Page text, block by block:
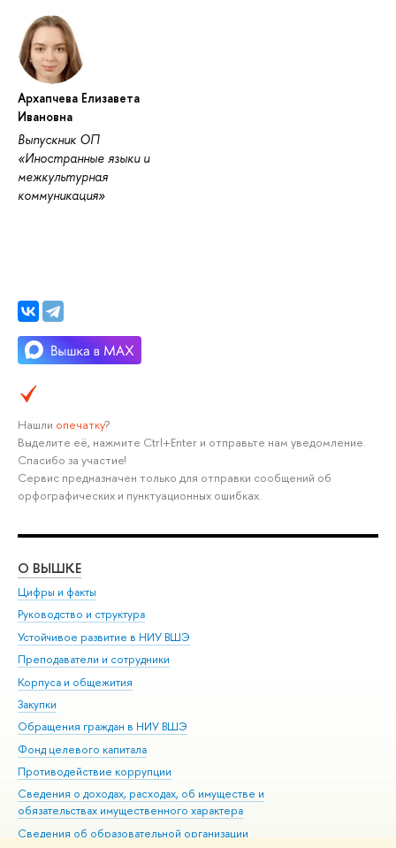
Архапчева Елизавета
Ивановна
Выпускник ОП
«Иностранные языки и
межкультурная
коммуникация»
Нашли опечатку?
Выделите её, нажмите Ctrl+Enter и отправьте нам уведомление.
Спасибо за участие!
Сервис предназначен только для отправки сообщений об
орфографических и пунктуационных ошибках.
О ВЫШКЕ
Цифры и факты
Руководство и структура
Устойчивое развитие в НИУ ВШЭ
Преподаватели и сотрудники
Корпуса и общежития
Закупки
Обращения граждан в НИУ ВШЭ
Фонд целевого капитала
Противодействие коррупции
Сведения о доходах, расходах, об имуществе и
обязательствах имущественного характера
Сведения об образовательной организации